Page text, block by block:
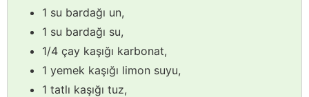
1 su bardağı un,
1 su bardağı su,
1/4 çay kaşığı karbonat,
1 yemek kaşığı limon suyu,
1 tatlı kaşığı tuz,